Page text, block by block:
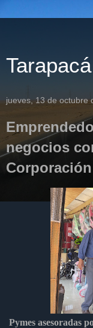
jueves, 13 de octubre
negocios
Pymes asesoradas